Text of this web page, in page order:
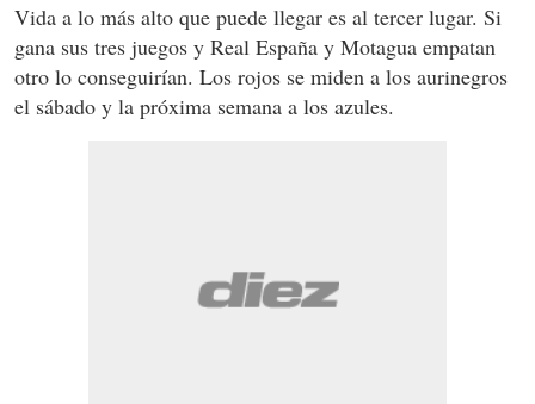
Vida a lo más alto que puede llegar es al tercer lugar. Si
gana sus tres juegos y Real España y Motagua empatan
otro lo conseguirían. Los rojos se miden a los aurinegros
el sábado y la próxima semana a los azules.